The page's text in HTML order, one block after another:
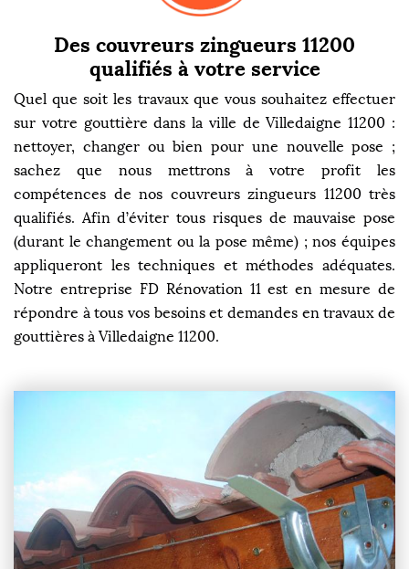
Des couvreurs zingueurs 11200
qualifiés à votre service
Quel que soit les travaux que vous souhaitez effectuer
sur votre gouttière dans la ville de Villedaigne 11200 :
nettoyer, changer ou bien pour une nouvelle pose ;
sachez que nous mettrons à votre profit les
compétences de nos couvreurs zingueurs 11200 très
qualifiés. Afin d’éviter tous risques de mauvaise pose
(durant le changement ou la pose même) ; nos équipes
appliqueront les techniques et méthodes adéquates.
Notre entreprise FD Rénovation 11 est en mesure de
répondre à tous vos besoins et demandes en travaux de
gouttières à Villedaigne 11200.